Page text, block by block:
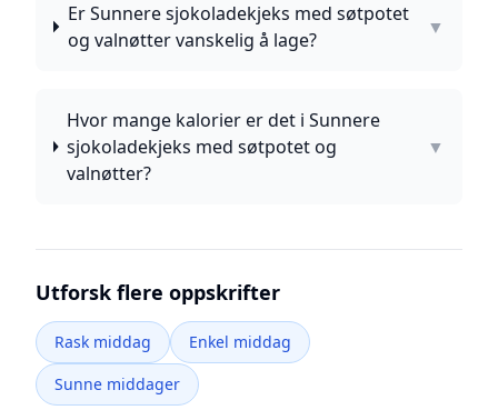
Er Sunnere sjokoladekjeks med søtpotet
og valnøtter vanskelig å lage?
▼
Hvor mange kalorier er det i Sunnere
sjokoladekjeks med søtpotet og
valnøtter?
▼
Utforsk flere oppskrifter
Rask middag
Enkel middag
Sunne middager